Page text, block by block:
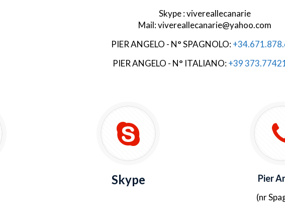
Skype : vivereallecanarie
Mail: vivereallecanarie@yahoo.com
PIER ANGELO - N° SPAGNOLO:
PIER ANGELO - N° ITALIANO:+39
Skype Pier
(nr